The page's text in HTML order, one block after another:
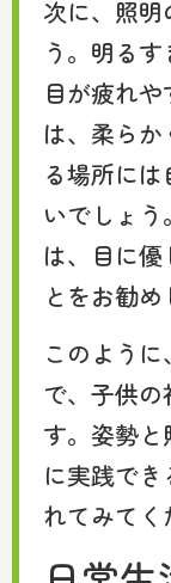
次に、照明
う。明る
目が疲れ
は、柔ら
る場所に
いでしょ
は、目に
とをお勧め
このよう
で、子供
す。姿勢
に実践で
れてみてく